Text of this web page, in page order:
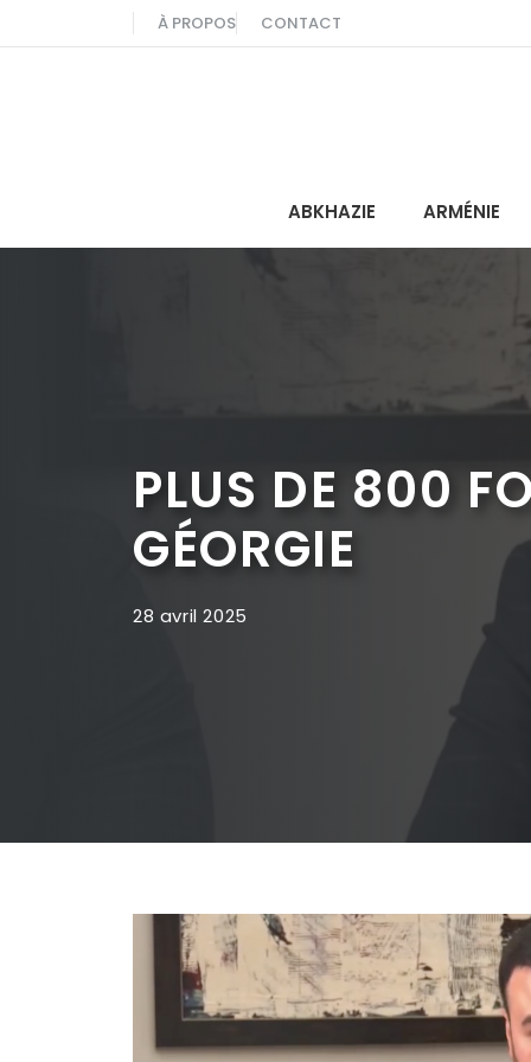
au
À PROPOS CONTACT
ABKHAZIE ARMÉNIE
PLUS DE 800
GÉORGIE
28 avril 2025